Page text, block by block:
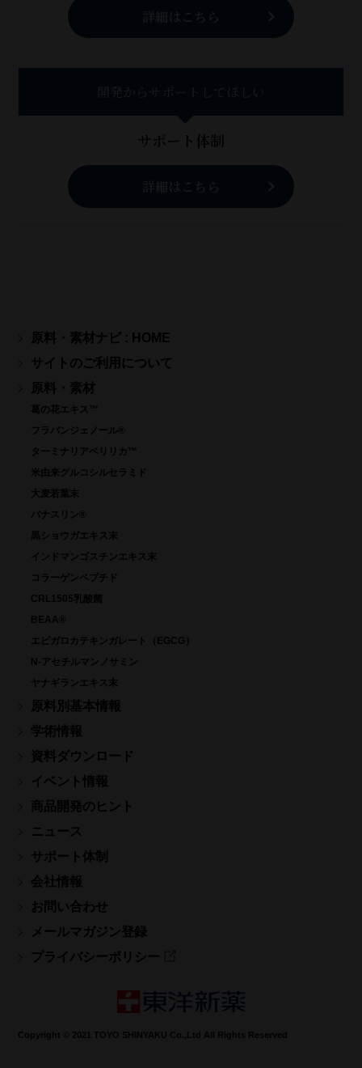
詳細はこちら
開発からサポートしてほしい
サポート体制
詳細はこちら
Copyright © 2021 TOYO SHINYAKU Co.,Ltd All Rights Reserved
原料・素材ナビ : HOME
サイトのご利用について
原料・素材
葛の花エキス™
フラバンジェノール®
ターミナリアベリリカ™
米由来グルコシルセラミド
大麦若葉末
バナスリン®
黒ショウガエキス末
インドマンゴスチンエキス末
コラーゲンペプチド
CRL1505乳酸菌
BEAA®
エピガロカテキンガレート（EGCG）
N-アセチルマンノサミン
ヤナギランエキス末
原料別基本情報
学術情報
資料ダウンロード
イベント情報
商品開発のヒント
ニュース
サポート体制
会社情報
お問い合わせ
メールマガジン登録
プライバシーポリシー